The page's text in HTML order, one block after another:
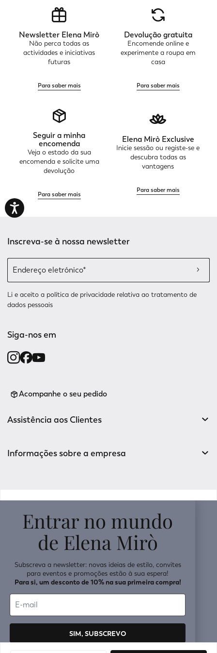
Newsletter Elena Mirò
Não perca todas as
actividades e iniciativas
futuras
Para saber mais
Devolução gratuita
Encomende online e
experimente a roupa em
casa
Para saber mais
Seguir a minha
encomenda
Veja o estado da sua
encomenda e solicite uma
devolução
Para saber mais
Elena Mirò Exclusive
Inicie sessão ou registe-se e
descubra todas as
vantagens
Para saber mais
Inscreva-se à nossa newsletter
Li e aceito a política de privacidade relativa ao tratamento de
dados pessoais
Siga-nos em
Acompanhe o seu pedido
Assistência aos Clientes
Informações sobre a empresa
Entrar no mundo
de Elena Mirò
Subscreva a newsletter: novas ideias de estilo, convites
para eventos e promoções estão à sua espera!
Para si, um desconto de 10% na sua primeira compra!
SIM, SUBSCREVO